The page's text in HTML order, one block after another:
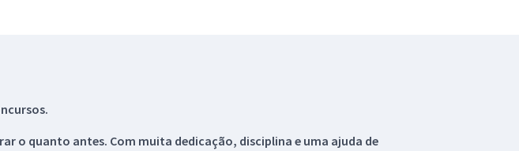
o quanto antes. Com muita dedicação, disciplina e uma ajuda de